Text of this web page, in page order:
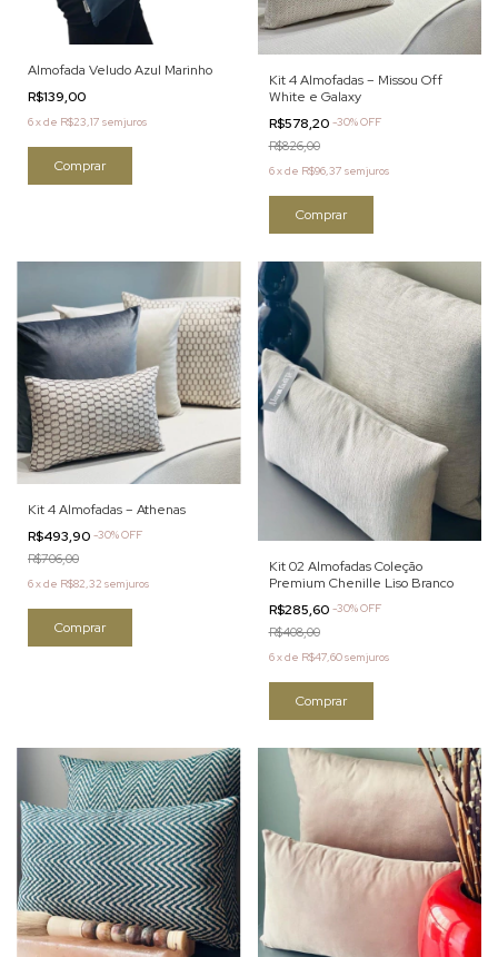
Almofada Veludo Azul Marinho
R$139,00
6xde R$23,17 sem juros
Kit 4 Almofadas – Missou Off
White e Galaxy
R$578,20 -30%OFF
R$826,00
6xde R$96,37 sem juros
Comprar
Kit 4 Almofadas – Athenas
R$493,90 -30%OFF
R$706,00
6xde R$82,32 sem juros
Comprar
Kit 02 Almofadas Coleção
Premium Chenille Liso Branco
R$285,60 -30%OFF
R$408,00
6xde R$47,60sem juros
Comprar